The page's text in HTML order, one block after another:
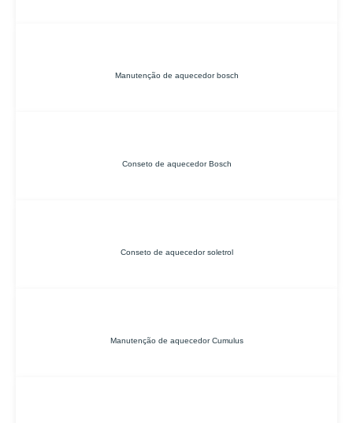
Manutenção de aquecedor bosch
Conseto de aquecedor Bosch
Conseto de aquecedor soletrol
Manutenção de aquecedor Cumulus